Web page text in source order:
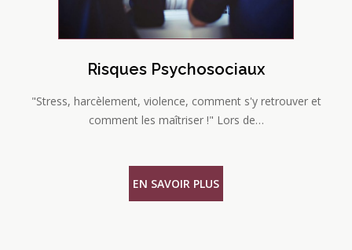
Risques Psychosociaux
"Stress, harcèlement, violence, comment s'y retrouver et
comment les maîtriser !" Lors de…
EN SAVOIR PLUS